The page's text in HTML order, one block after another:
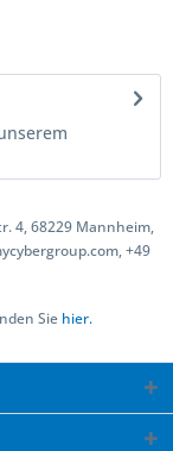
4, 68229 Mannheim,
+49
Sie hier.